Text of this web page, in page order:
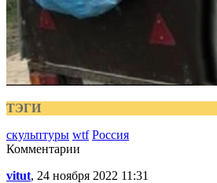
ТЭГИ
скульптуры wtf Россия
Комментарии
vitut, 24 ноября 2022 11:31